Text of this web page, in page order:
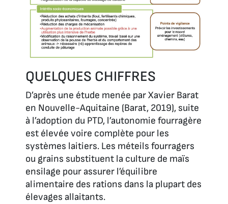
QUELQUES CHIFFRES
D’après une étude menée par Xavier Barat
en Nouvelle-Aquitaine (Barat, 2019), suite
à l’adoption du PTD, l’autonomie fourragère
est élevée voire complète pour les
systèmes laitiers. Les méteils fourragers
ou grains substituent la culture de maïs
ensilage pour assurer l’équilibre
alimentaire des rations dans la plupart des
élevages allaitants.